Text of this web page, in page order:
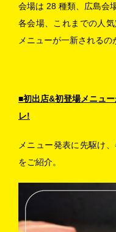
会場は 28 種類、広島会
各会場、これまでの人
メニューが一新されるの
■初出店&初登場メニュ
レ!
メニュー発表に先駆け
をご紹介。